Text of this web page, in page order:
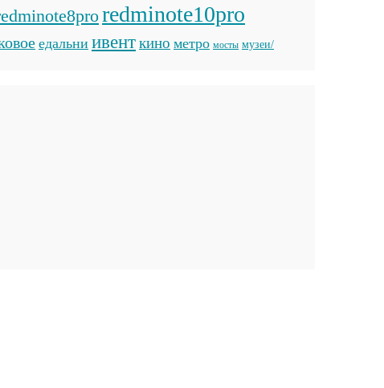
redminote10pro
едальни ивенткино метро мосты музеи/